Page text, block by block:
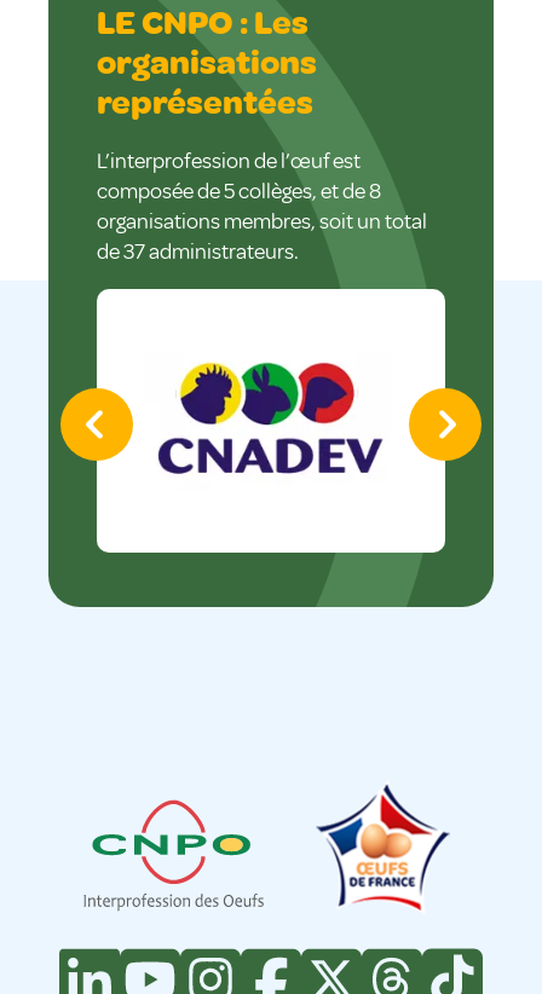
LE CNPO : Les
organisations
représentées
L’interprofession de l’œuf est
composée de 5 collèges, et de 8
organisations membres, soit un total
de 37 administrateurs.